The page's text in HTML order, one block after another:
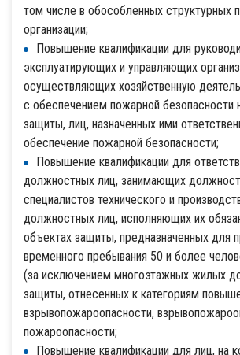
том числе в обособленных структурных
организации;
Повышение квалификации для
эксплуатирующих и управляющих
осуществляющих хозяйственную
с обеспечением пожарной безопасности
защиты, лиц, назначенных ими
обеспечение пожарной безопасности;
Повышение квалификации для
должностных лиц, занимающих
специалистов технического и
должностных лиц, исполняющих их
объектах защиты, предназначенных для
временного пребывания 50 и более
(за исключением многоэтажных жилых
защиты, отнесенных к категориям
взрывопожароопасности,
пожароопасности;
Повышение квалификации для лиц, на